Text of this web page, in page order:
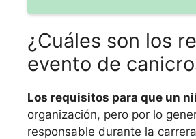
¿Cuáles son los
evento de
Los requisitos para que un
organización, pero por lo
responsable durante la